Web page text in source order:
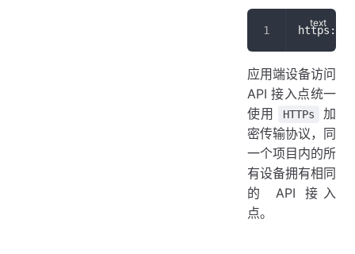
https://
应用端设备访问
API 接入点统一
使用
HTTPs
加
密传输协议，同
一个项目内的所
有设备拥有相同
的 API 接入
点。